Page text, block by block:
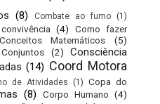
(8) Combate ao fumo (1)
(4)
Como fazer
Conceitos Matemáticos
(5)
Conjuntos (2)
Consciência
(14) Coord Motora
de Atividades (1) Copa do
(8) Corpo Humano (4)